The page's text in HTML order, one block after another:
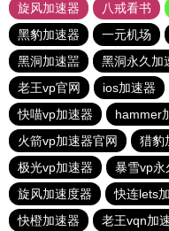
旋风加速器
八戒看书
黑豹加速器
一元机场
黑洞加速噐
黑洞永久加
老王vp官网
ios加速器
快喵vp加速器
hammer
火箭vp加速器官网
猎豹
极光vp加速器
暴雪vp永
旋风加速度器
快连lets
快橙加速器
老王vqn加